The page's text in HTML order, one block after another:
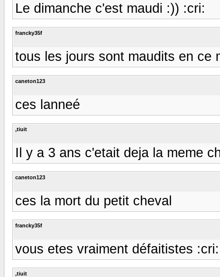
Le dimanche c'est maudi :)) :cri:
francky35f
tous les jours sont maudits en ce
caneton123
ces lanneé
,tiuit
Il y a 3 ans c'etait deja la meme
caneton123
ces la mort du petit cheval
francky35f
vous etes vraiment défaitistes
,tiuit